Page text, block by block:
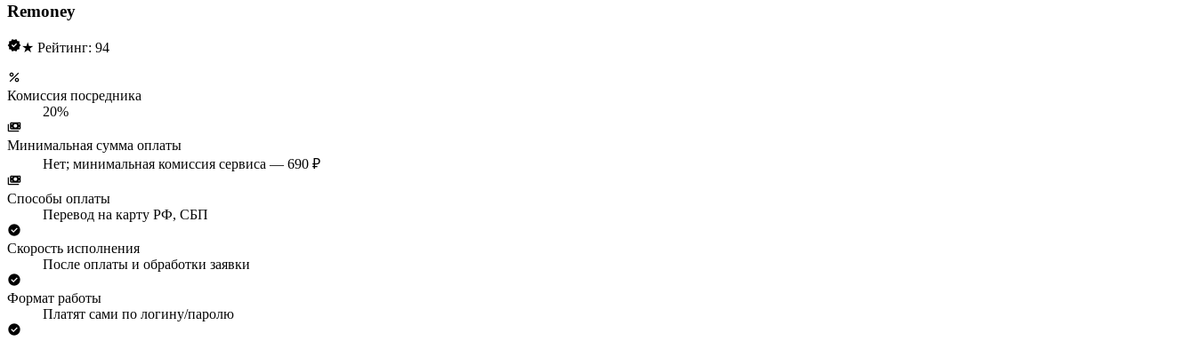
Remoney
★ Рейтинг: 94
Комиссия посредника
20%
Минимальная сумма оплаты
Нет; минимальная комиссия сервиса — 690 ₽
Способы оплаты
Перевод на карту РФ, СБП
Скорость исполнения
После оплаты и обработки заявки
Формат работы
Платят сами по логину/паролю